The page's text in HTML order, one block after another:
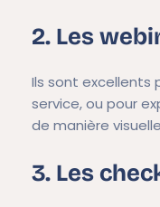
2. Les
Ils sont excellents
service, ou pour
de manière
3. Les